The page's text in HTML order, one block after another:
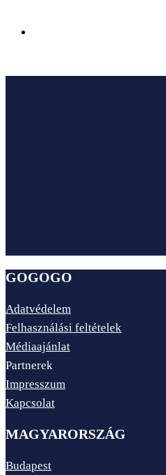
GOGOGO
Adatvédelem
Felhasználási feltételek
Médiaajánlat
Partnerek
Impresszum
Kapcsolat
MAGYARORSZÁG
Budapest